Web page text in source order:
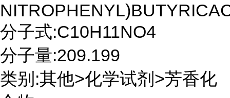
分子式:C10H11NO4
分子量:209.199
类别:其他>化学试剂>芳香化